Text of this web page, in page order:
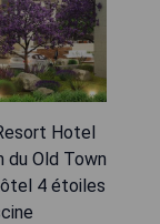
Hotel
du Old Town
4 étoiles